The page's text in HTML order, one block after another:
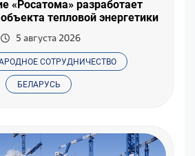
«Росатома» разработает
тепловой энергетики
5 августа 2026
СОТРУДНИЧЕСТВО
БЕЛАРУСЬ